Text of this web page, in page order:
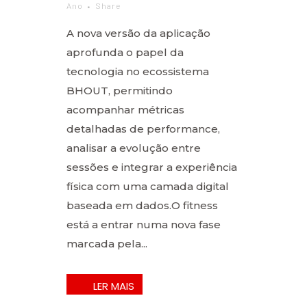
Ano
Share
A nova versão da aplicação
aprofunda o papel da
tecnologia no ecossistema
BHOUT, permitindo
acompanhar métricas
detalhadas de performance,
analisar a evolução entre
sessões e integrar a experiência
física com uma camada digital
baseada em dados.O fitness
está a entrar numa nova fase
marcada pela...